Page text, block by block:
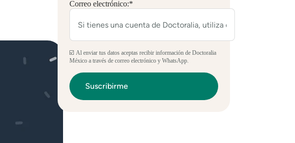
Correo electrónico:*
☑️ Al enviar tus datos aceptas recibir información de Doctoralia
México a través de correo electrónico y WhatsApp.